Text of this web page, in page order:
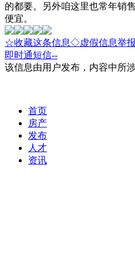
的都要。另外咱这里也常年销
便宜。
☆收藏这条信息◇虚假信息举报
即时通短信--
该信息由用户发布，内容中所
首页
房产
发布
人才
资讯